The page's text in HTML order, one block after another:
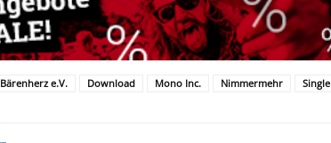
Bärenherz e.V. Download Mono Inc. Nimmermehr Single